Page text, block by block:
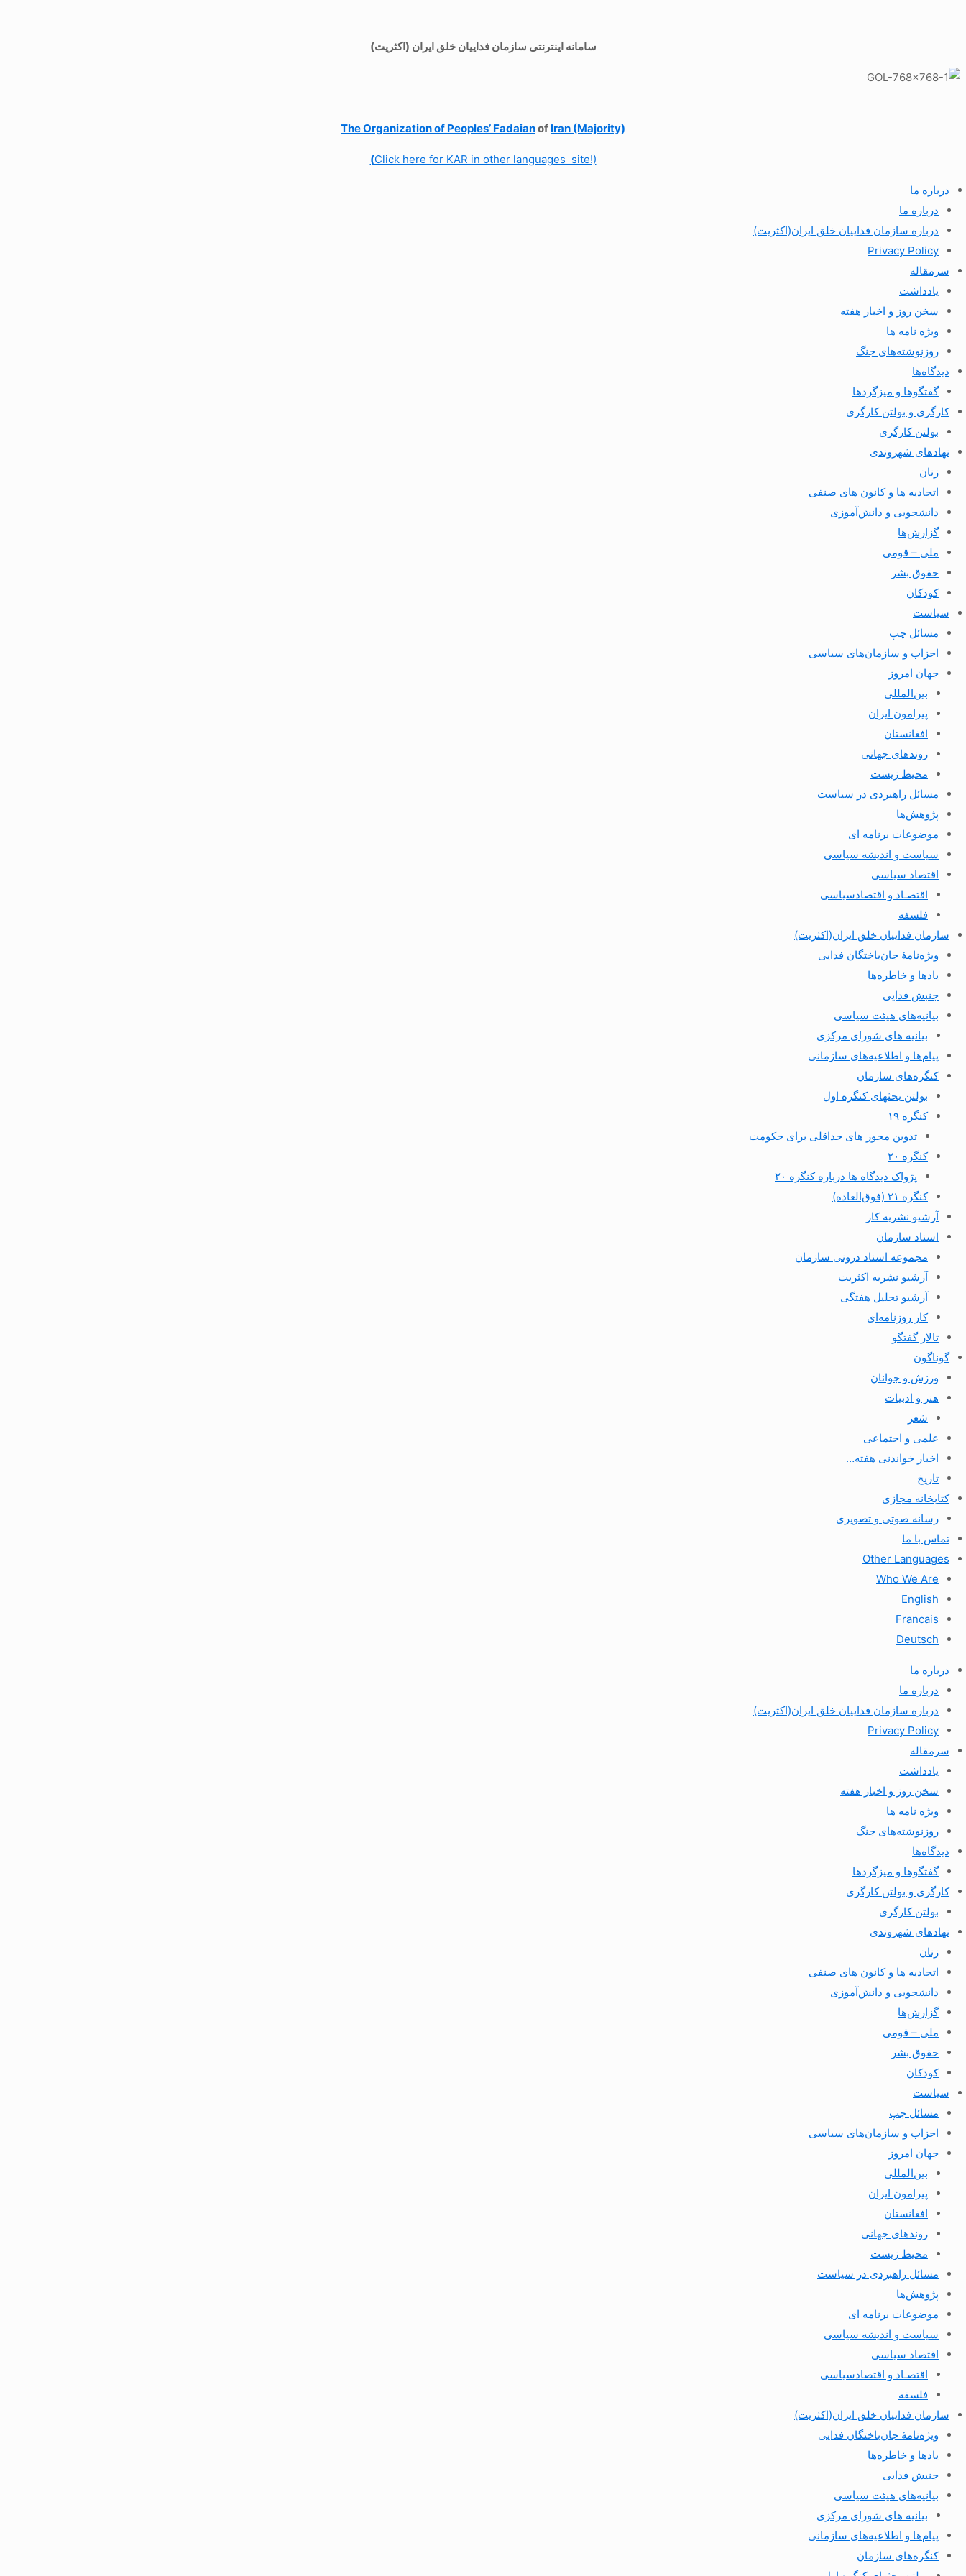
سامانه اینترنتی سازمان فداییان خلق ایران (اکثریت)
The Organization of Peoples’ Fadaianof Iran (Majority)
(Click here for KAR in other languages site!)
درباره ما
درباره ما
درباره سازمان فداییان خلق ایران(اکثریت)
Privacy Policy
سرمقاله
یادداشت
سخن روز و اخبار هفته
ویژه نامه ها
روزنوشته‌های جنگ
دیدگاه‌ها
گفتگوها و میزگردها
کارگری و بولتن کارگری
بولتن کارگری
نهادهای شهروندی
زنان
اتحادیه ها و کانون های صنفی
دانشجویی و دانش‌آموزی
گزارش‌ها
ملی – قومی
حقوق بشر
کودکان
سیاست
مسائل چپ
احزاب و سازمان‌های سیاسی
جهان امروز
بین‌المللی
پیرامون ایران
افغانستان
روندهای جهانی
محیط زیست
مسائل راهبردی در سیاست
پژوهش‌ها
موضوعات برنامه ای
سیاست و اندیشه سیاسی
اقتصاد سیاسی
اقتصـاد و اقتصاد‌سیاسی
فلسفه
سازمان فداییان خلق ایران(اکثریت)
ویژه‌نامهٔ جان‌باختگان فدایی
یادها و خاطره‌ها
جنبش فدایی
بیانیه‌های هیئت سیاسی
بیانیه های شورای مرکزی
پیام‌ها و اطلاعیه‌های سازمانی
کنگره‌های سازمان
بولتن بحثهای کنگره اول
کنگره ۱۹
تدوین محور های حداقلی برای حکومت
کنگره ۲۰
پژواک دیدگاه ها درباره کنگره ۲۰
کنگره ۲۱ (فوق‌العاده)
آرشیو نشریه کار
اسناد سازمان
مجموعه اسناد درونی سازمان
آرشیو نشریه اکثریت
آرشیو تحلیل هفتگی
کار روزنامه‌ای
تالار گفتگو
گوناگون
ورزش و جوانان
هنر و ادبیات
شعر
علمی و اجتماعی
اخبار خواندنی هفته…
تاریخ
کتابخانه مجازی
رسانه صوتی و تصویری
تماس با ما
Other Languages
Who We Are
English
Francais
Deutsch
درباره ما
درباره ما
درباره سازمان فداییان خلق ایران(اکثریت)
Privacy Policy
سرمقاله
یادداشت
سخن روز و اخبار هفته
ویژه نامه ها
روزنوشته‌های جنگ
دیدگاه‌ها
گفتگوها و میزگردها
کارگری و بولتن کارگری
بولتن کارگری
نهادهای شهروندی
زنان
اتحادیه ها و کانون های صنفی
دانشجویی و دانش‌آموزی
گزارش‌ها
ملی – قومی
حقوق بشر
کودکان
سیاست
مسائل چپ
احزاب و سازمان‌های سیاسی
جهان امروز
بین‌المللی
پیرامون ایران
افغانستان
روندهای جهانی
محیط زیست
مسائل راهبردی در سیاست
پژوهش‌ها
موضوعات برنامه ای
سیاست و اندیشه سیاسی
اقتصاد سیاسی
اقتصـاد و اقتصاد‌سیاسی
فلسفه
سازمان فداییان خلق ایران(اکثریت)
ویژه‌نامهٔ جان‌باختگان فدایی
یادها و خاطره‌ها
جنبش فدایی
بیانیه‌های هیئت سیاسی
بیانیه های شورای مرکزی
پیام‌ها و اطلاعیه‌های سازمانی
کنگره‌های سازمان